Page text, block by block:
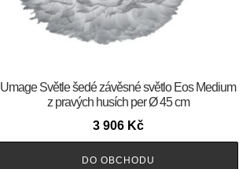
Umage Světle šedé závěsné světlo Eos Medium
z pravých husích per Ø 45 cm
3 906 Kč
DO OBCHODU